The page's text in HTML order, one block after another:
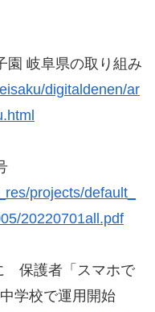
園 岐阜県の取り組み
digitaldenen/ar
projects/default_
20220701all.pdf
保護者「スマホで
学校で運用開始